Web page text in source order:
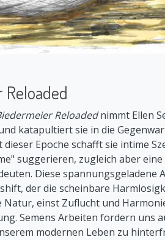
Reloadednimmt Ellen
katapultiert sie in die
dieser Epoche schafft sie intime
suggerieren, zugleich aber
Diese spannungsgeladene
der die scheinbare
Natur, einst Zuflucht und
Semens Arbeiten fordern uns
modernen Leben zu